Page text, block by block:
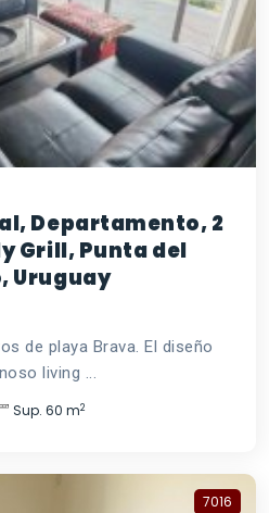
Departamento, 2
Grill, Punta del
Uruguay
de playa Brava. El diseño
living ...
Sup. 60 m2
7016